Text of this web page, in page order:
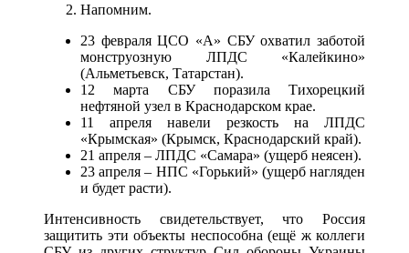
Напомним.
23 февраля ЦСО «А» СБУ охватил заботой
монструозную ЛПДС «Калейкино»
(Альметьевск, Татарстан).
12 марта СБУ поразила Тихорецкий
нефтяной узел в Краснодарском крае.
11 апреля навели резкость на ЛПДС
«Крымская» (Крымск, Краснодарский край).
21 апреля – ЛПДС «Самара» (ущерб неясен).
23 апреля – НПС «Горький» (ущерб нагляден
и будет расти).
Интенсивность свидетельствует, что Россия
защитить эти объекты неспособна (ещё ж коллеги